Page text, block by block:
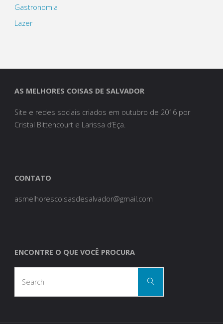
Gastronomia
Lazer
AS MELHORES COISAS DE SALVADOR
Site e redes sociais criados em outubro de 2016 por
Cristal Bittencourt e Larissa d’Eça.
CONTATO
asmelhorescoisasdesalvador@gmail.com
ENCONTRE O QUE VOCÊ PROCURA
Search